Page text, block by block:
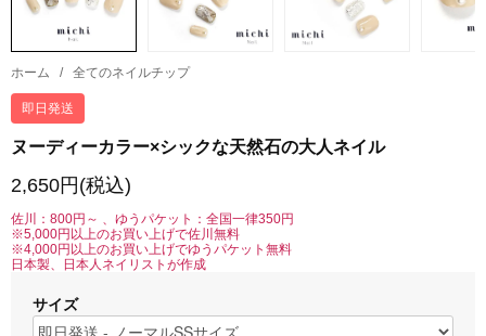
ホーム / 全てのネイルチップ
即日発送
ヌーディーカラー×シックな天然石の大人ネイル
2,650円(税込)
佐川：800円～ 、ゆうパケット：全国一律350円
※5,000円以上のお買い上げで佐川無料
※4,000円以上のお買い上げでゆうパケット無料
日本製、日本人ネイリストが作成
サイズ